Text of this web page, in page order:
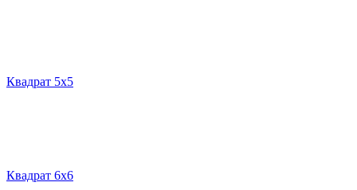
Квадрат 5х5
Квадрат 6х6